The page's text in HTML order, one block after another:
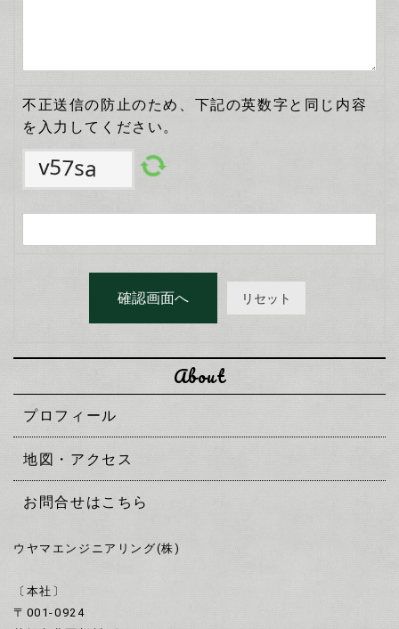
不正送信の防止のため、下記の英数字と同じ内容
を入力してください。
About
プロフィール
地図・アクセス
お問合せはこちら
ウヤマエンジニアリング(株)
〔本社〕
〒001-0924